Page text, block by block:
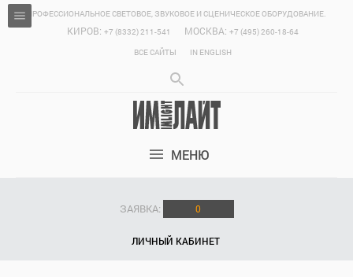
ПРОФЕССИОНАЛЬНОЕ СВЕТОВОЕ, ЗВУКОВОЕ И СЦЕНИЧЕСКОЕ ОБОРУДОВАНИЕ.
КИРОВ: +7 (8332) 211-541 МОСКВА: +7 (495) 260-18-64
ВСЕ САЙТЫ
IN ENGLISH
МЕНЮ
ЗАЯВКА: 0
ЛИЧНЫЙ КАБИНЕТ